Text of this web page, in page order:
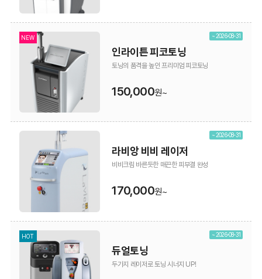
NEW
인라이튼 피코토닝
토닝의 품격을 높인 프리미엄 피코토닝
~ 2026-08-31
150,000원~
라비앙 비비 레이저
비비크림 바른듯한 매끈한 피부결 완성
~ 2026-08-31
170,000원~
HOT
듀얼토닝
두가지 레이저로 토닝 시너지 UP!
~ 2026-08-31